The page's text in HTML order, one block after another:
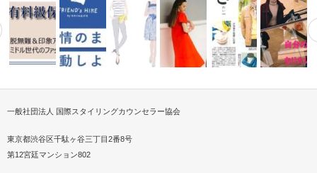
ト開…ンスタイリン…FRIEND’s HIKE出…ッション分類…
一般社団法人 国際スタイリングカウンセラー協会
東京都渋谷区千駄ヶ谷三丁目2番8号
第12宮廷マンション802